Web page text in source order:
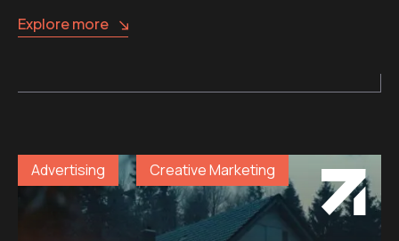
Explore more
Advertising Creative Marketing